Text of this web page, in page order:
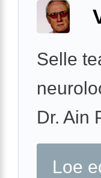
Selle
Dr. Ain
Loe